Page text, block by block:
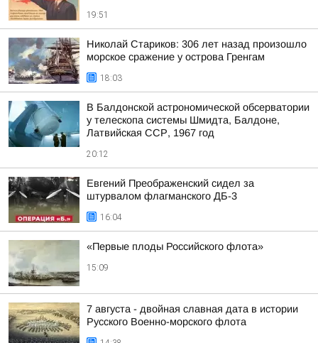
19:51
Николай Стариков: 306 лет назад произошло
морское сражение у острова Гренгам
18:03
В Балдонской астрономической обсерватории
у телескопа системы Шмидта, Балдоне,
Латвийская ССР, 1967 год
20:12
Евгений Преображенский сидел за
штурвалом флагманского ДБ-3
16:04
«Первые плоды Российского флота»
15:09
7 августа - двойная славная дата в истории
Русского Военно-морского флота